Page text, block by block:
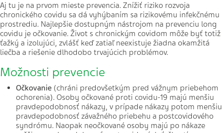
Aj tu je na prvom mieste prevencia. Znížiť riziko rozvoja
chronického covidu sa dá vyhýbaním sa rizikovému infekčnému
prostrediu. Najlepšie dostupným nástrojom na prevenciu long
covidu je očkovanie. Život s chronickým covidom môže byť totiž
ťažký a izolujúci, zvlášť keď zatiaľ neexistuje žiadna okamžitá
liečba a riešenie dlhodobo trvajúcich problémov.
Možnosti prevencie
Očkovanie (chráni predovšetkým pred vážnym priebehom
ochorenia). Osoby očkované proti covidu-19 majú menšiu
pravdepodobnosť nákazy, v prípade nákazy potom menšiu
pravdepodobnosť závažného priebehu a postcovidového
syndrómu. Naopak neočkované osoby majú po nákaze